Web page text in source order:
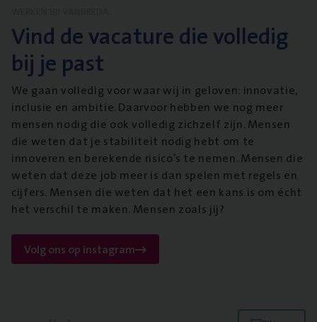
Vind de vacature die volledig
bij je past
We gaan volledig voor waar wij in geloven: innovatie,
inclusie en ambitie. Daarvoor hebben we nog meer
mensen nodig die ook volledig zichzelf zijn. Mensen
die weten dat je stabiliteit nodig hebt om te
innoveren en berekende risico’s te nemen. Mensen die
weten dat deze job meer is dan spelen met regels en
cijfers. Mensen die weten dat het een kans is om écht
het verschil te maken. Mensen zoals jij?
Volg ons op instagram